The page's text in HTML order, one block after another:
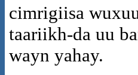
cimrigiisa
taariikh-da uu
wayn yahay.